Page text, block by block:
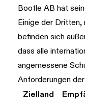
Bootle AB hat
Einige der
befinden sich
dass alle
angemessene
Anforderungen
Zielland